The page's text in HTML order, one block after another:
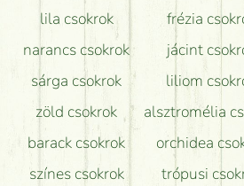
lila csokrok
narancs csokrok
sárga csokrok
zöld csokrok
barack csokrok
színes csokrok
frézia
jácint
liliom
alsztromélia
orchidea
trópusi